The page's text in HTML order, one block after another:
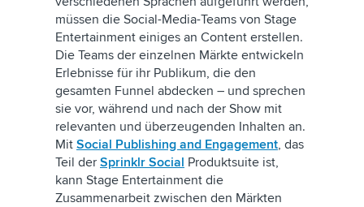
müssen die Social-Media-Teams von Stage
Entertainment einiges an Content erstellen.
Die Teams der einzelnen Märkte entwickeln
Erlebnisse für ihr Publikum, die den
gesamten Funnel abdecken – und sprechen
sie vor, während und nach der Show mit
relevanten und überzeugenden Inhalten an.
Mit Social Publishing and Engagement, das
Teil der Sprinklr Social Produktsuite ist,
kann Stage Entertainment die
Zusammenarbeit zwischen den Märkten